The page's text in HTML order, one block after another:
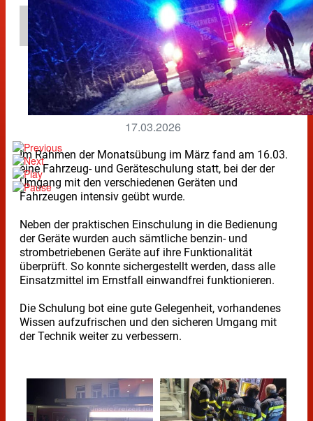
Berichte
Fahrzeug- und
Geräteschulung
17.03.2026
Im Rahmen der Monatsübung im März fand am 16.03.
eine Fahrzeug- und Geräteschulung statt, bei der der
Umgang mit den verschiedenen Geräten und
Fahrzeugen intensiv geübt wurde.
Neben der praktischen Einschulung in die Bedienung
der Geräte wurden auch sämtliche benzin- und
strombetriebenen Geräte auf ihre Funktionalität
überprüft. So konnte sichergestellt werden, dass alle
Einsatzmittel im Ernstfall einwandfrei funktionieren.
Die Schulung bot eine gute Gelegenheit, vorhandenes
Wissen aufzufrischen und den sicheren Umgang mit
der Technik weiter zu verbessern.